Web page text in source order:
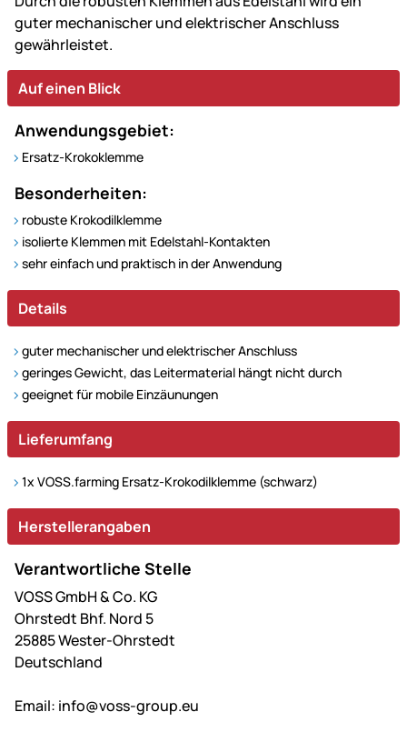
guter mechanischer und elektrischer Anschluss
gewährleistet.
Auf einen Blick
Anwendungsgebiet:
Ersatz-Krokoklemme
Besonderheiten:
robuste Krokodilklemme
isolierte Klemmen mit Edelstahl-Kontakten
sehr einfach und praktisch in der Anwendung
Details
guter mechanischer und elektrischer Anschluss
geringes Gewicht, das Leitermaterial hängt nicht durch
geeignet für mobile Einzäunungen
Lieferumfang
1x VOSS.farming Ersatz-Krokodilklemme (schwarz)
Herstellerangaben
Verantwortliche Stelle
VOSS GmbH & Co. KG
Ohrstedt Bhf. Nord 5
25885 Wester-Ohrstedt
Deutschland
Email: info@voss-group.eu